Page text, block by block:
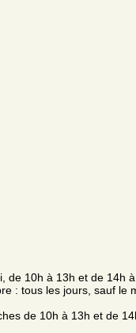
de 10h à 13h et de 14h
: tous les jours, sauf le
de 10h à 13h et de